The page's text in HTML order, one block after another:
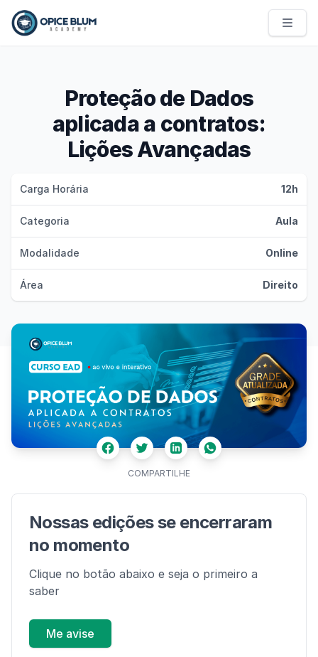
Opice Blum Academy
Proteção de Dados
aplicada a contratos:
Lições Avançadas
Carga Horária 12h
Categoria Aula
Modalidade Online
Área Direito
FacebookTwitterLinkedinWhatsapp
COMPARTILHE
Nossas edições se encerraram
no momento
Clique no botão abaixo e seja o primeiro a
saber
Me avise